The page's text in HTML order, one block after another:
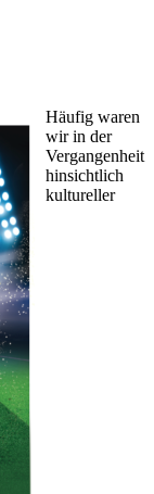
Häufig waren
wir in der
Vergangenheit
hinsichtlich
kultureller